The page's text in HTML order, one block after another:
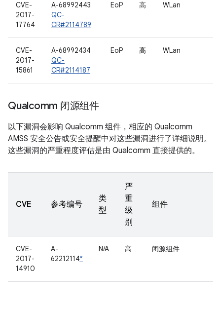
CVE-
2017-
17764
A-68992443
QC-
CR#2114789
EoP 高 WLan
CVE-
2017-
15861
A-68992434
QC-
CR#2114187
EoP 高 WLan
Qualcomm 闭源组件
以下漏洞会影响 Qualcomm 组件，相应的 Qualcomm
AMSS 安全公告或安全提醒中对这些漏洞进行了详细说明。
这些漏洞的严重程度评估是由 Qualcomm 直接提供的。
CVE 参考编号
类
型
严
重
级
别
组件
CVE-
2017-
14910
A-
62212114*
N/A 高 闭源组件